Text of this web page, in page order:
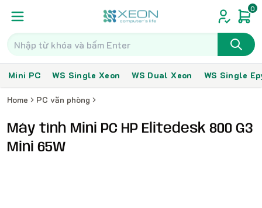
0
Mini PC WS Single Xeon WS Dual Xeon WS Single
Home PC văn phòng
Máy tính Mini PC HP Elitedesk 800 G3
Mini 65W